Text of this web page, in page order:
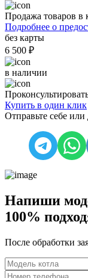
Продажа товаров в
Подробнее о
без карты
6 500 ₽
в наличии
Купить в один клик
Отправьте себе или
Напиши
100%
После обработки